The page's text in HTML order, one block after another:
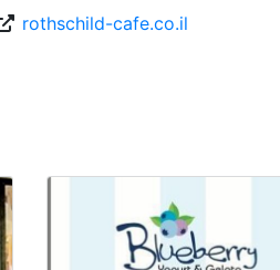
rothschild-cafe.co.il